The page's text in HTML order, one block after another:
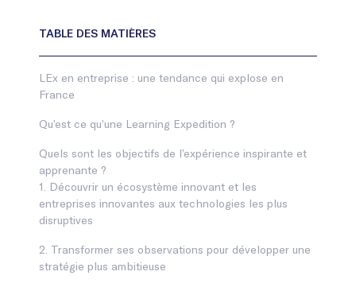
LEx en entreprise : une tendance qui explose en
France
Qu’est ce qu’une Learning Expedition ?
Quels sont les objectifs de l’expérience inspirante et
apprenante ?
1. Découvrir un écosystème innovant et les
entreprises innovantes aux technologies les plus
disruptives
2. Transformer ses observations pour développer une
stratégie plus ambitieuse